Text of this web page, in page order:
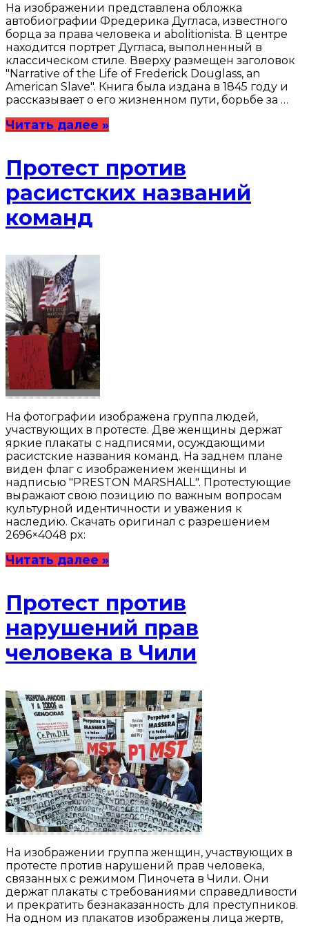
На изображении представлена обложка
автобиографии Фредерика Дугласа, известного
борца за права человека и abolitionista. В центре
находится портрет Дугласа, выполненный в
классическом стиле. Вверху размещен заголовок
"Narrative of the Life of Frederick Douglass, an
American Slave". Книга была издана в 1845 году и
рассказывает о его жизненном пути, борьбе за …
Читать далее »
Протест против
расистских названий
команд
На фотографии изображена группа людей,
участвующих в протесте. Две женщины держат
яркие плакаты с надписями, осуждающими
расистские названия команд. На заднем плане
виден флаг с изображением женщины и
надписью "PRESTON MARSHALL". Протестующие
выражают свою позицию по важным вопросам
культурной идентичности и уважения к
наследию. Скачать оригинал с разрешением
2696×4048 px:
Читать далее »
Протест против
нарушений прав
человека в Чили
На изображении группа женщин, участвующих в
протесте против нарушений прав человека,
связанных с режимом Пиночета в Чили. Они
держат плакаты с требованиями справедливости
и прекратить безнаказанность для преступников.
На одном из плакатов изображены лица жертв,